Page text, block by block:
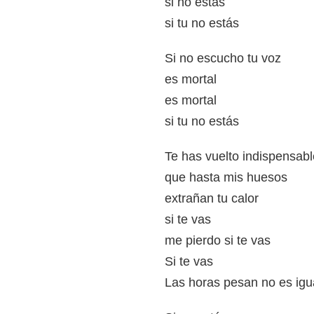
si tu no estás
Si no escucho tu voz
es mortal
es mortal
si tu no estás
Te has vuelto
que hasta mis huesos
extrañan tu calor
si te vas
me pierdo si te vas
Si te vas
Las horas pesan no es